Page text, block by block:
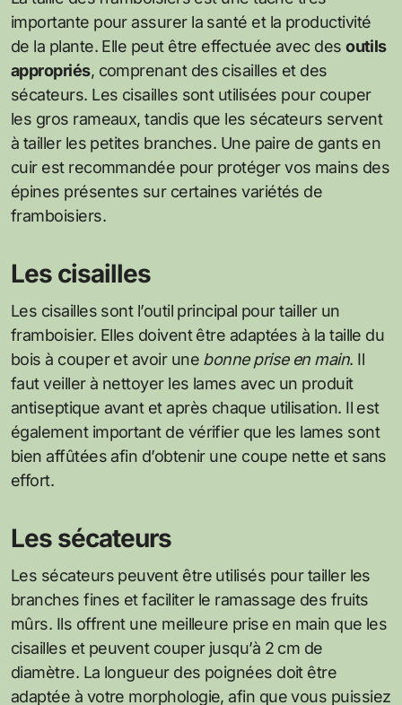
importante pour assurer la santé et la productivité
de la plante. Elle peut être effectuée avec desoutils
appropriés, comprenant des cisailles et des
sécateurs. Les cisailles sont utilisées pour couper
les gros rameaux, tandis que les sécateurs servent
à tailler les petites branches. Une paire de gants en
cuir est recommandée pour protéger vos mains des
épines présentes sur certaines variétés de
framboisiers.
Les cisailles
Les cisailles sont l’outil principal pour tailler un
framboisier. Elles doivent être adaptées à la taille du
bois à couper et avoir une bonne prise en main. Il
faut veiller à nettoyer les lames avec un produit
antiseptique avant et après chaque utilisation. Il est
également important de vérifier que les lames sont
bien affûtées afin d’obtenir une coupe nette et sans
effort.
Les sécateurs
Les sécateurs peuvent être utilisés pour tailler les
branches fines et faciliter le ramassage des fruits
mûrs. Ils offrent une meilleure prise en main que les
cisailles et peuvent couper jusqu’à 2 cm de
diamètre. La longueur des poignées doit être
adaptée à votre morphologie, afin que vous puissiez